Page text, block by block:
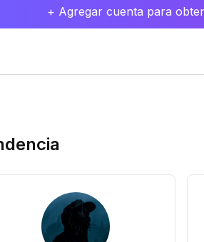
+ Agregar cuenta para